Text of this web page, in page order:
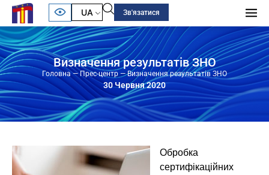
UA Зв'язатися
Визначення результатів ЗНО
Головна—Прес-центр —Визначення результатів ЗНО
30 Червня 2020
Обробка
сертифікаційних